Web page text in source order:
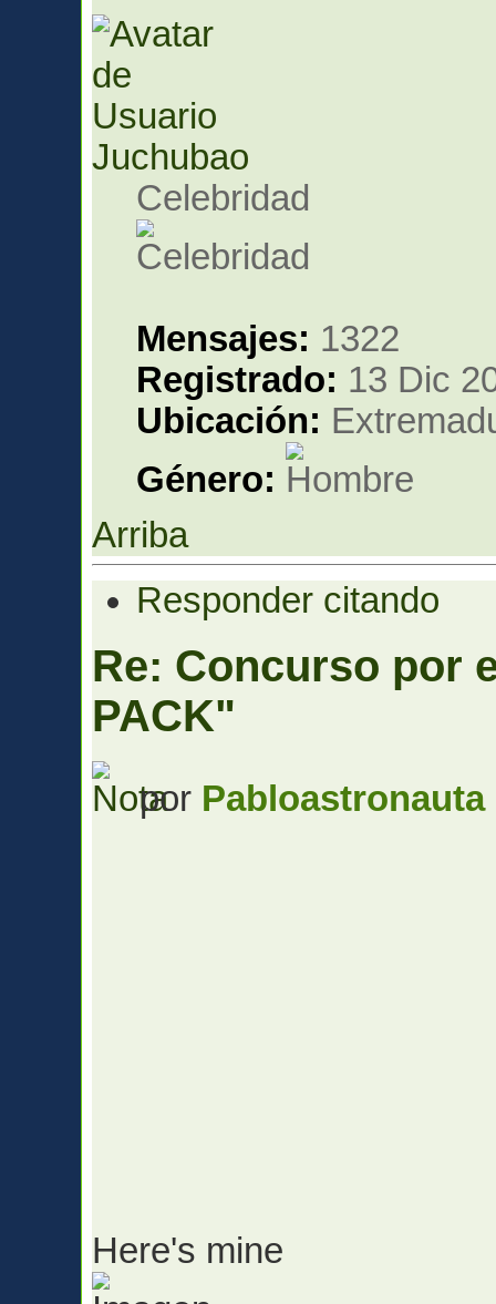
Juchubao
Celebridad
Mensajes: 1322
Registrado: 13 Dic
Ubicación:
Género:
Arriba
Responder citando
Re: Concurso por
PACK"
por Pabloastronauta
Here's mine